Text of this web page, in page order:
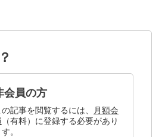
会員の方
の記事を閲覧するには、
月額会
（有料）に登録する必要があり
。